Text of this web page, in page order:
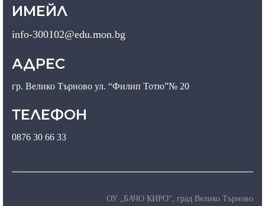
ИМЕЙЛ
info-300102@edu.mon.bg
АДРЕС
гр. Велико Търново ул. “Филип Тотю”№ 20
ТЕЛЕФОН
0876 30 66 33
ОУ „БАЧО КИРО“, град Велико Търново